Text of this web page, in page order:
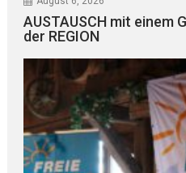
AUSTAUSCH mit einem
der REGION